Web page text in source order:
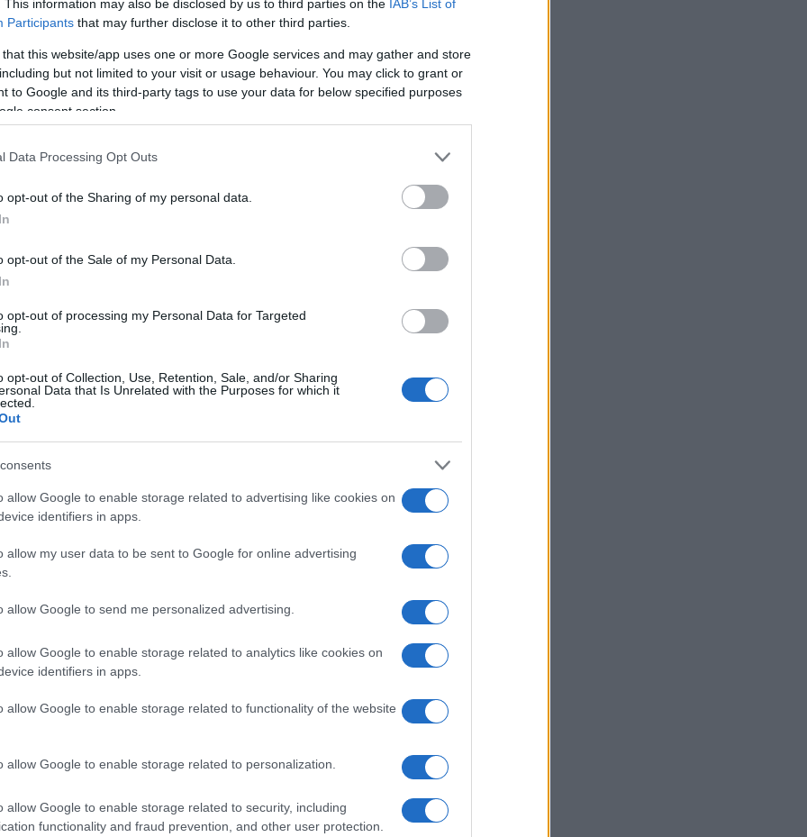
This information may also be disclosed by us to third parties on the IAB’s List of
Participants that may further disclose it to other third parties.
that this website/app uses one or more Google services and may gather and store
but not limited to your visit or usage behaviour. You may click to grant or
to Google and its third-party tags to use your data for below specified purposes
consent section.
Data Processing Opt Outs
opt-out of the Sharing of my personal data.
opt-out of the Sale of my Personal Data.
opt-out of processing my Personal Data for Targeted
opt-out of Collection, Use, Retention, Sale, and/or Sharing
Data that Is Unrelated with the Purposes for which it
allow Google to enable storage related to advertising like cookies on
identifiers in apps.
allow my user data to be sent to Google for online advertising
allow Google to send me personalized advertising.
allow Google to enable storage related to analytics like cookies on
identifiers in apps.
allow Google to enable storage related to functionality of the website
allow Google to enable storage related to personalization.
allow Google to enable storage related to security, including
functionality and fraud prevention, and other user protection.
nie jest przypadkowe. To właśnie ten
celowniku nowego Volkswagena.
tutaj możemy spodziewać się
platformy MEB
jeszcze wspomnianą architekturę.
następcę, choć nie oznacza to
obecnie w elektrykach
zapewne domeną tańszych modeli.
- stylistyka
rozwinięciem koncepcji modelu
jak bliskie finalnym projektom są
będzie oferowana w dwóch
wspomniany liftback, ale także jako
ten drugi wariant może być kluczowy
na tytuł "następcy Passata", gdyż
się głównie w wydaniu kombi.
już od wielu lat.
odrobinę potencjału do wykrzesania.
baterie, które przełożą
już teraz podkręcają modele bazujące
ID.3 oferowane od grudnia br. zyskuje
funkcji, nieco większy zasięg i